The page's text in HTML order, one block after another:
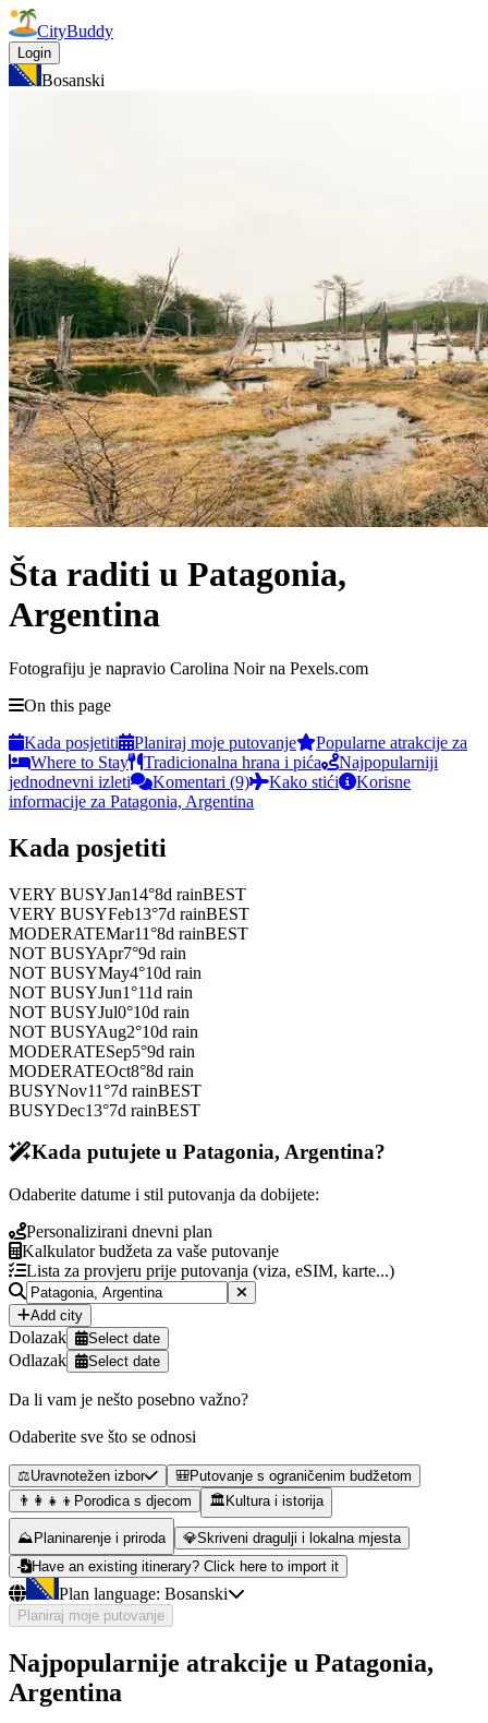
CityBuddy
Login
Bosanski
Šta raditi u Patagonia,
Argentina
Fotografiju je napravio Carolina Noir na Pexels.com
On this page
Kada posjetiti
Planiraj moje putovanje
Popularne atrakcije za
Where to Stay
Tradicionalna hrana i pića
Najpopularniji
jednodnevni izleti
Komentari (9) Kako stići
Korisne
informacije za Patagonia, Argentina
Kada posjetiti
VERY BUSYJan14°8d rainBEST
VERY BUSYFeb13°7d rainBEST
MODERATEMar11°8d rainBEST
NOT BUSYApr7°9d rain
NOT BUSYMay4°10d rain
NOT BUSYJun1°11d rain
NOT BUSYJul0°10d rain
NOT BUSYAug2°10d rain
MODERATESep5°9d rain
MODERATEOct8°8d rain
BUSYNov11°7d rainBEST
BUSYDec13°7d rainBEST
Kada putujete u Patagonia, Argentina?
Odaberite datume i stil putovanja da dobijete:
Personalizirani dnevni plan
Kalkulator budžeta za vaše putovanje
Lista za provjeru prije putovanja (viza, eSIM, karte...)
Add city
Dolazak Select date
Odlazak Select date
Da li vam je nešto posebno važno?
Odaberite sve što se odnosi
⚖️Uravnotežen izbor 🎒Putovanje s ograničenim budžetom
👨‍👩‍👧‍👦 Porodica s djecom 🏛️ Kultura i istorija
⛰️ Planinarenje i priroda 💎Skriveni dragulji i lokalna mjesta
Have an existing itinerary? Click here to import it
Plan language: Bosanski
Planiraj moje putovanje
Najpopularnije atrakcije u Patagonia,
Argentina